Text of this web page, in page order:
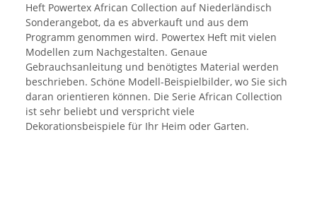
Heft Powertex African Collection auf Niederländisch
Sonderangebot, da es abverkauft und aus dem
Programm genommen wird. Powertex Heft mit vielen
Modellen zum Nachgestalten. Genaue
Gebrauchsanleitung und benötigtes Material werden
beschrieben. Schöne Modell-Beispielbilder, wo Sie sich
daran orientieren können. Die Serie African Collection
ist sehr beliebt und verspricht viele
Dekorationsbeispiele für Ihr Heim oder Garten.